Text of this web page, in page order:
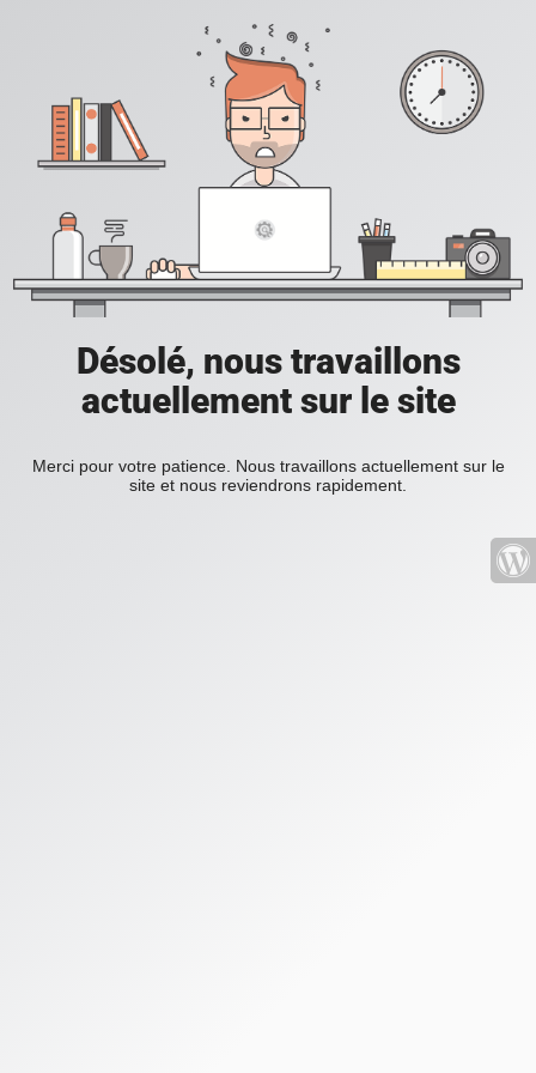
Désolé, nous travaillons
actuellement sur le site
Merci pour votre patience. Nous travaillons actuellement sur le
site et nous reviendrons rapidement.